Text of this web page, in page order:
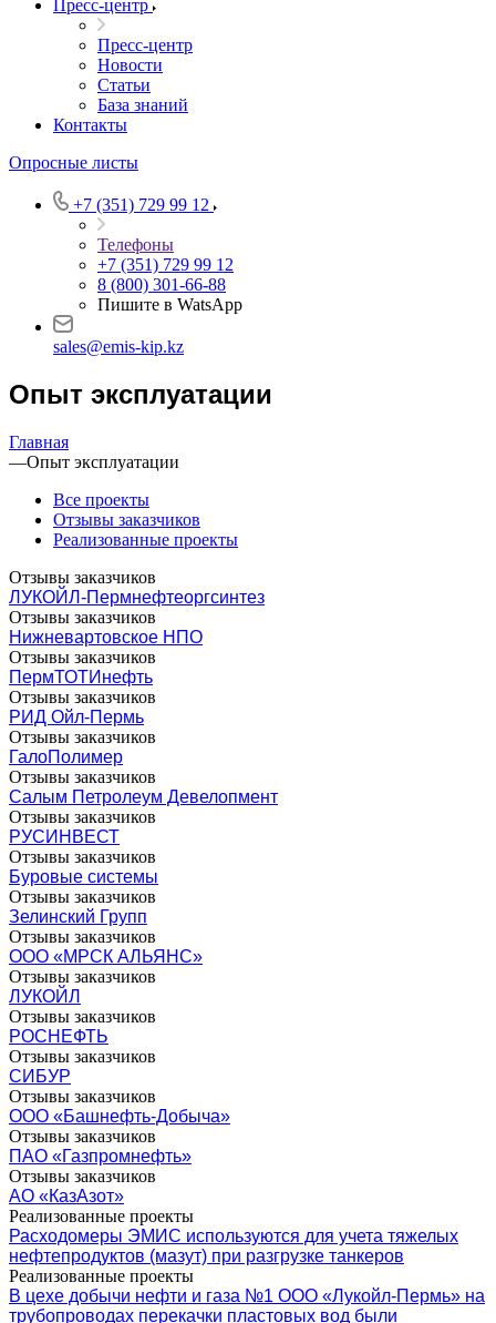
Пресс-центр
Пресс-центр
Новости
Статьи
База знаний
Контакты
Опросные листы
+7 (351) 729 99 12
Телефоны
+7 (351) 729 99 12
8 (800) 301-66-88
Пишите в WatsApp
sales@emis-kip.kz
Опыт эксплуатации
Главная
—Опыт эксплуатации
Все проекты
Отзывы заказчиков
Реализованные проекты
Отзывы заказчиков
ЛУКОЙЛ-Пермнефтеоргсинтез
Отзывы заказчиков
Нижневартовское НПО
Отзывы заказчиков
ПермТОТИнефть
Отзывы заказчиков
РИД Ойл-Пермь
Отзывы заказчиков
ГалоПолимер
Отзывы заказчиков
Салым Петролеум Девелопмент
Отзывы заказчиков
РУСИНВЕСТ
Отзывы заказчиков
Буровые системы
Отзывы заказчиков
Зелинский Групп
Отзывы заказчиков
ООО «МРСК АЛЬЯНС»
Отзывы заказчиков
ЛУКОЙЛ
Отзывы заказчиков
РОСНЕФТЬ
Отзывы заказчиков
СИБУР
Отзывы заказчиков
ООО «Башнефть-Добыча»
Отзывы заказчиков
ПАО «Газпромнефть»
Отзывы заказчиков
АО «КазАзот»
Реализованные проекты
Расходомеры ЭМИС используются для учета тяжелых
нефтепродуктов (мазут) при разгрузке танкеров
Реализованные проекты
В цехе добычи нефти и газа №1 ООО «Лукойл-Пермь» на
трубопроводах перекачки пластовых вод были